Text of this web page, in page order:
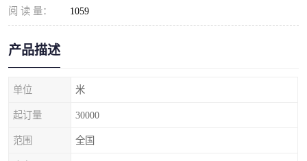
阅 读 量： 1059
产品描述
单位 米
起订量 30000
范围 全国